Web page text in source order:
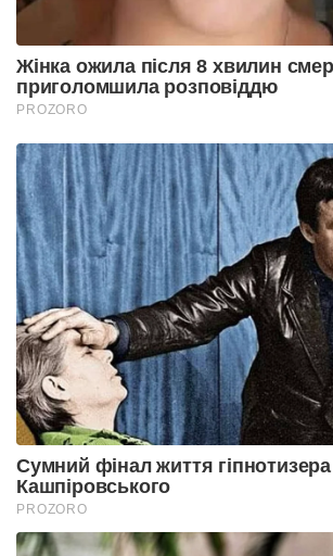
Жінка ожила після 8 хвилин
приголомшила розповіддю
PROZORO
Сумний фінал життя гіпнотизера
Кашпіровського
PROZORO